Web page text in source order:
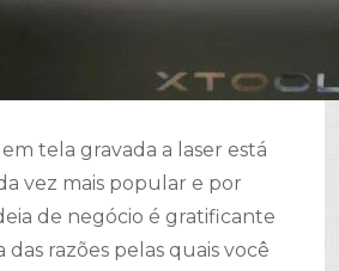
tela gravada a laser está
vez mais popular e por
de negócio é gratificante
das razões pelas quais você